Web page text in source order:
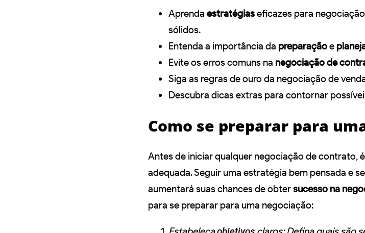
Aprenda estratégiaseficazes para
sólidos.
Entenda a importância da preparaçãoe
Evite os erros comuns na negociação de
Siga as regras de ouro da negociação de
Descubra dicas extras para contornar
Como se preparar para
Antes de iniciar qualquer negociação de contrato,
adequada. Seguir uma estratégia bem pensada e
aumentará suas chances de obtersucesso na
para se preparar para uma negociação: